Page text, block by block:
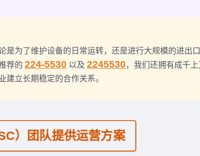
是为了维护设备的日常运转，还是进行大规模的进出
荐的 224-5530 以及 2245530，我们还拥有成千上
建立长期稳定的合作关系。
）团队提供运营方案